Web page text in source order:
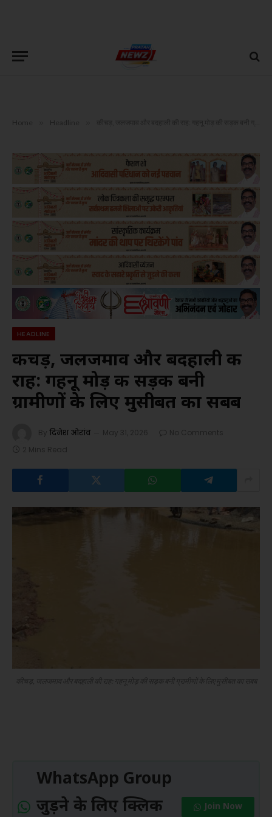
Home Headline
HEADLINE
कीचड़, जलजमाव और बदहाली की
राह: गहनू मोड़ की सड़क बनी
ग्रामीणों के लिए मुसीबत का सबब
By दिनेश ओरांव May 31, 2026
No Comments
2 Mins Read
कीचड़, जलजमाव और बदहाली की राह: गहनू मोड़ की सड़क बनी ग्रामीणों के लिए मुसीबत का सबब
WhatsApp Group
जुड़ने के लिए क्लिक
Join Now